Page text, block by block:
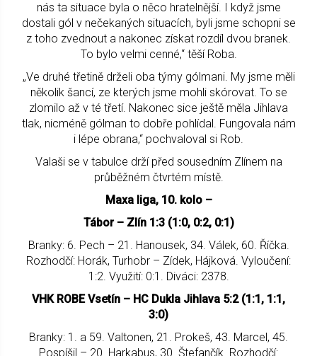
nás ta situace byla o něco hratelnější. I když jsme
dostali gól v nečekaných situacích, byli jsme schopni se
z toho zvednout a nakonec získat rozdíl dvou branek.
To bylo velmi cenné,“ těší Roba.
„Ve druhé třetině drželi oba týmy gólmani. My jsme měli
několik šancí, ze kterých jsme mohli skórovat. To se
zlomilo až v té třetí. Nakonec sice ještě měla Jihlava
tlak, nicméně gólman to dobře pohlídal. Fungovala nám
i lépe obrana,“ pochvaloval si Rob.
Valaši se v tabulce drží před sousedním Zlínem na
průběžném čtvrtém místě.
Maxa liga, 10. kolo –
Tábor – Zlín 1:3 (1:0, 0:2, 0:1)
Branky: 6. Pech – 21. Hanousek, 34. Válek, 60. Říčka.
Rozhodčí: Horák, Turhobr – Zídek, Hájková. Vyloučení:
1:2. Využití: 0:1. Diváci: 2378.
VHK ROBE Vsetín – HC Dukla Jihlava 5:2 (1:1, 1:1,
3:0)
Branky: 1. a 59. Valtonen, 21. Prokeš, 43. Marcel, 45.
Pospíšil – 20. Harkabus, 30. Štefančík. Rozhodčí: